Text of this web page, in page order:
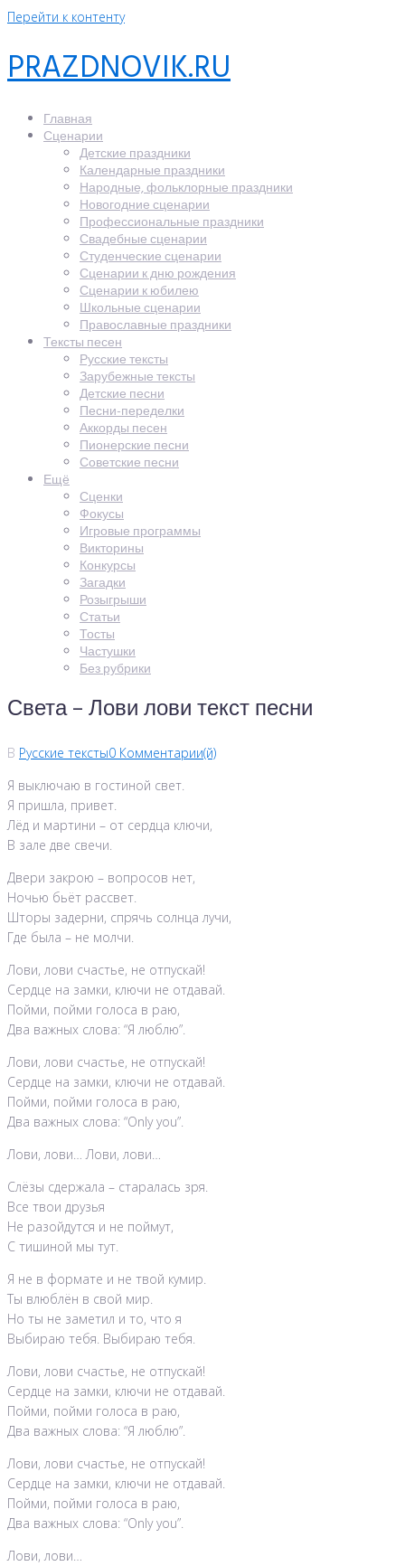
Перейти к контенту
PRAZDNOVIK.RU
Главная
Сценарии
Детские праздники
Календарные праздники
Народные, фольклорные праздники
Новогодние сценарии
Профессиональные праздники
Свадебные сценарии
Студенческие сценарии
Сценарии к дню рождения
Сценарии к юбилею
Школьные сценарии
Православные праздники
Тексты песен
Русские тексты
Зарубежные тексты
Детские песни
Песни-переделки
Аккорды песен
Пионерские песни
Советские песни
Ещё
Сценки
Фокусы
Игровые программы
Викторины
Конкурсы
Загадки
Розыгрыши
Статьи
Тосты
Частушки
Без рубрики
Света – Лови лови текст песни
В Русские тексты0 Комментарии(й)
Я выключаю в гостиной свет.
Я пришла, привет.
Лёд и мартини – от сердца ключи,
В зале две свечи.
Двери закрою – вопросов нет,
Ночью бьёт рассвет.
Шторы задерни, спрячь солнца лучи,
Где была – не молчи.
Лови, лови счастье, не отпускай!
Сердце на замки, ключи не отдавай.
Пойми, пойми голоса в раю,
Два важных слова: “Я люблю”.
Лови, лови счастье, не отпускай!
Сердце на замки, ключи не отдавай.
Пойми, пойми голоса в раю,
Два важных слова: “Only you”.
Лови, лови… Лови, лови…
Слёзы сдержала – старалась зря.
Все твои друзья
Не разойдутся и не поймут,
С тишиной мы тут.
Я не в формате и не твой кумир.
Ты влюблён в свой мир.
Но ты не заметил и то, что я
Выбираю тебя. Выбираю тебя.
Лови, лови счастье, не отпускай!
Сердце на замки, ключи не отдавай.
Пойми, пойми голоса в раю,
Два важных слова: “Я люблю”.
Лови, лови счастье, не отпускай!
Сердце на замки, ключи не отдавай.
Пойми, пойми голоса в раю,
Два важных слова: “Only you”.
Лови, лови…